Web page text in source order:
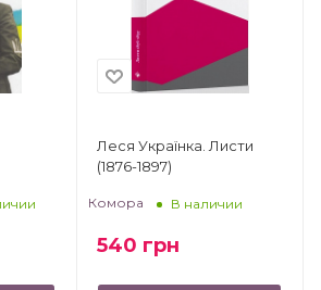
Леся Українка. Листи
(1876-1897)
Комора В наличии
540 грн